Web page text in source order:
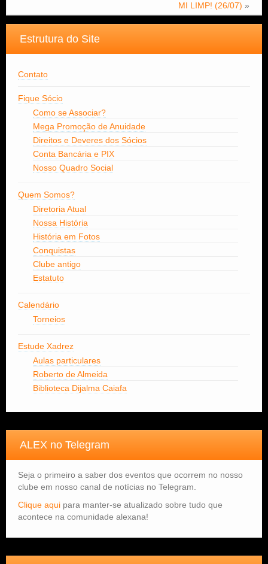
MI LIMP! (26/07) »
Estrutura do Site
Contato
Fique Sócio
Como se Associar?
Mega Promoção de Anuidade
Direitos e Deveres dos Sócios
Conta Bancária e PIX
Nosso Quadro Social
Quem Somos?
Diretoria Atual
Nossa História
História em Fotos
Conquistas
Clube antigo
Estatuto
Calendário
Torneios
Estude Xadrez
Aulas particulares
Roberto de Almeida
Biblioteca Dijalma Caiafa
ALEX no Telegram
Seja o primeiro a saber dos eventos que ocorrem no nosso
clube em nosso canal de notícias no Telegram.
Clique aqui para manter-se atualizado sobre tudo que
acontece na comunidade alexana!